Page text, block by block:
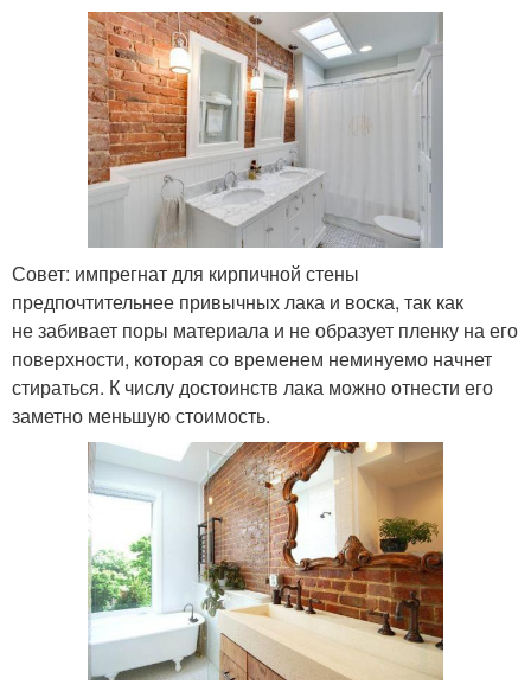
Совет: импрегнат для кирпичной стены
предпочтительнее привычных лака и воска, так как
не забивает поры материала и не образует пленку на его
поверхности, которая со временем неминуемо начнет
стираться. К числу достоинств лака можно отнести его
заметно меньшую стоимость.